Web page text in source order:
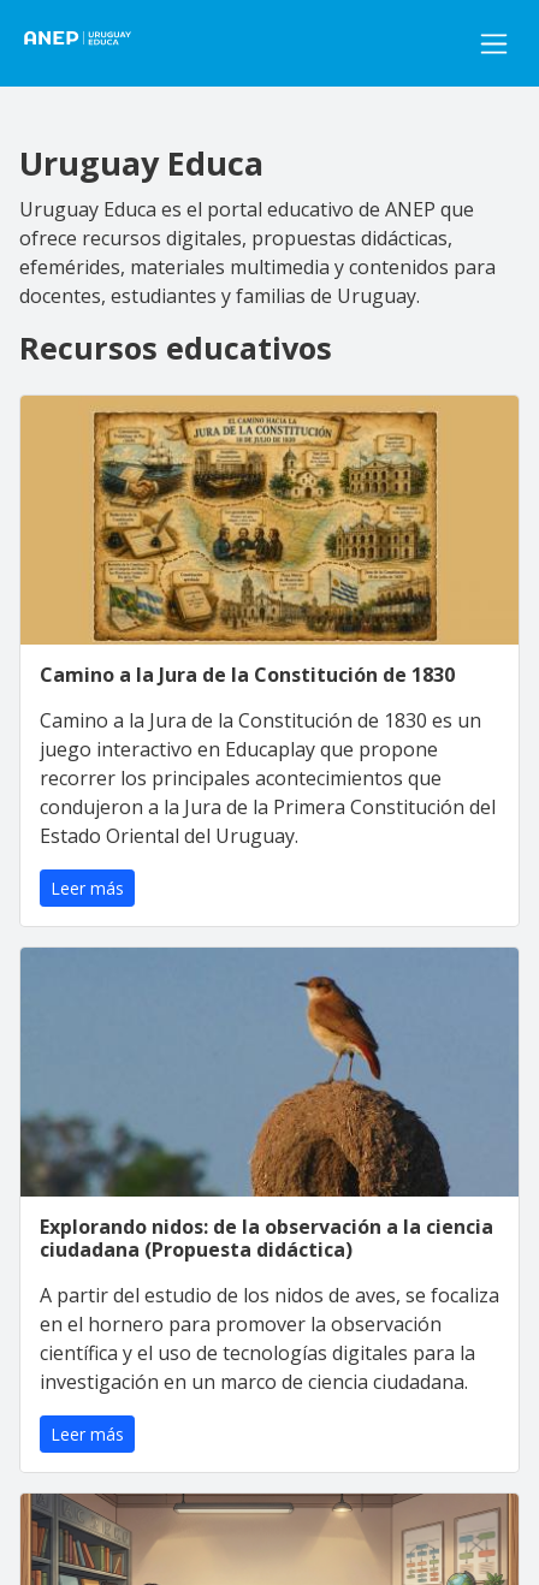
Uruguay Educa
Uruguay Educa es el portal educativo de ANEP que
ofrece recursos digitales, propuestas didácticas,
efemérides, materiales multimedia y contenidos para
docentes, estudiantes y familias de Uruguay.
Recursos educativos
Camino a la Jura de la Constitución de 1830
Camino a la Jura de la Constitución de 1830 es un
juego interactivo en Educaplay que propone
recorrer los principales acontecimientos que
condujeron a la Jura de la Primera Constitución del
Estado Oriental del Uruguay.
Leer más
Explorando nidos: de la observación a la ciencia
ciudadana (Propuesta didáctica)
A partir del estudio de los nidos de aves, se focaliza
en el hornero para promover la observación
científica y el uso de tecnologías digitales para la
investigación en un marco de ciencia ciudadana.
Leer más